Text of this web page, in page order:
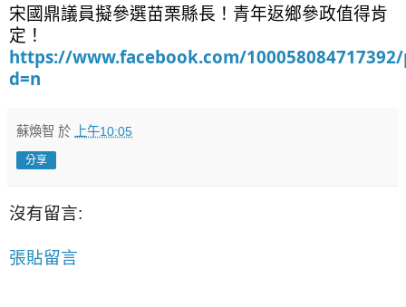
宋國鼎議員擬參選苗栗縣長！青年返鄉參政值得肯
定！
https://www.facebook.com/
d=n
蘇煥智 於 上午10:05
分享
沒有留言:
張貼留言